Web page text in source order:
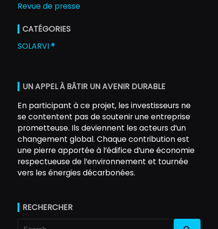
Revue de presse
CATÉGORIES
SOLARVI ®
UN APPEL À BÂTIR UN AVENIR DURABLE
En participant à ce projet, les investisseurs ne
se contentent pas de soutenir une entreprise
prometteuse. Ils deviennent les acteurs d’un
changement global. Chaque contribution est
une pierre apportée à l’édifice d’une économie
respectueuse de l’environnement et tournée
vers les énergies décarbonées.
RECHERCHER
Search